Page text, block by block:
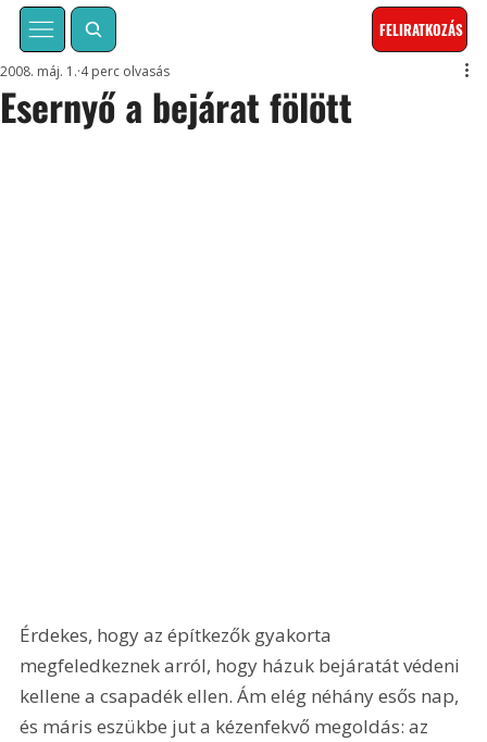
FELIRATKOZÁS
Esernyő a bejárat fölött
2008. máj. 1. 4 perc olvasás
Érdekes, hogy az építkezők gyakorta
megfeledkeznek arról, hogy házuk bejáratát védeni
kellene a csapadék ellen. Ám elég néhány esős nap,
és máris eszükbe jut a kézenfekvő megoldás: az